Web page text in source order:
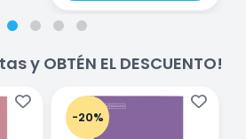
y OBTÉN EL DESCUENTO!
-20%